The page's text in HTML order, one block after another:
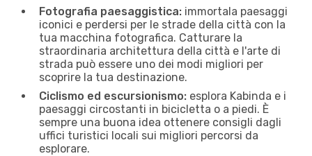
Fotografia paesaggistica: immortala paesaggi
iconici e perdersi per le strade della città con la
tua macchina fotografica. Catturare la
straordinaria architettura della città e l'arte di
strada può essere uno dei modi migliori per
scoprire la tua destinazione.
Ciclismo ed escursionismo: esplora Kabinda e i
paesaggi circostanti in bicicletta o a piedi. È
sempre una buona idea ottenere consigli dagli
uffici turistici locali sui migliori percorsi da
esplorare.